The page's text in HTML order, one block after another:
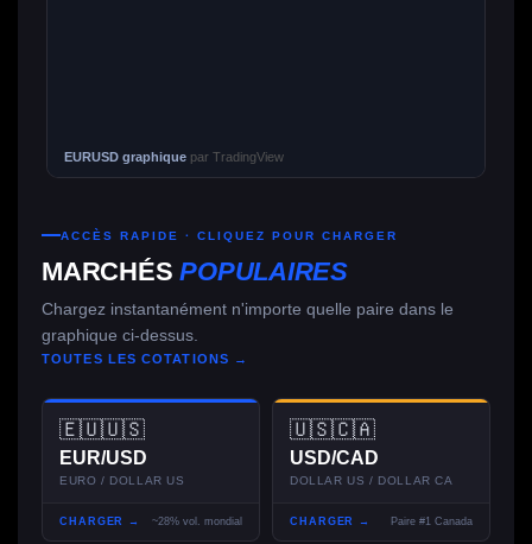
EURUSD graphique par TradingView
ACCÈS RAPIDE · CLIQUEZ POUR CHARGER
MARCHÉSPOPULAIRES
Chargez instantanément n'importe quelle paire dans le
graphique ci-dessus.
TOUTES LES COTATIONS →
🇪🇺🇺🇸
EUR/USD
EURO / DOLLAR US
CHARGER → ~28% vol. mondial
🇺🇸🇨🇦
USD/CAD
DOLLAR US / DOLLAR CA
CHARGER → Paire #1 Canada